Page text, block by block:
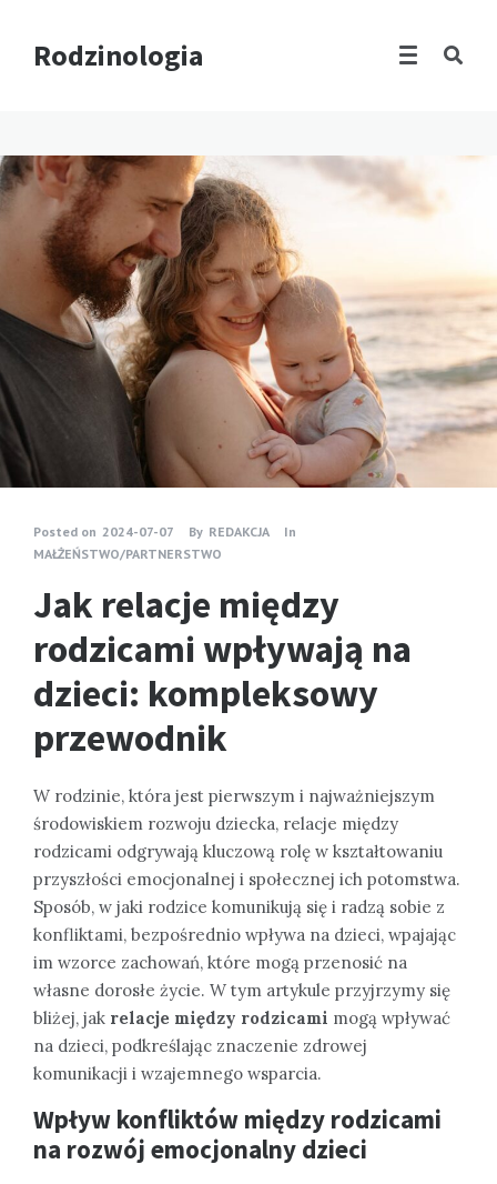
Rodzinologia
Posted on 2024-07-07 By REDAKCJA
In
MAŁŻEŃSTWO/PARTNERSTWO
Jak relacje między
rodzicami wpływają na
dzieci: kompleksowy
przewodnik
W rodzinie, która jest pierwszym i najważniejszym
środowiskiem rozwoju dziecka, relacje między
rodzicami odgrywają kluczową rolę w kształtowaniu
przyszłości emocjonalnej i społecznej ich potomstwa.
Sposób, w jaki rodzice komunikują się i radzą sobie z
konfliktami, bezpośrednio wpływa na dzieci, wpajając
im wzorce zachowań, które mogą przenosić na
własne dorosłe życie. W tym artykule przyjrzymy się
bliżej, jak relacje między rodzicami mogą wpływać
na dzieci, podkreślając znaczenie zdrowej
komunikacji i wzajemnego wsparcia.
Wpływ konfliktów między rodzicami
na rozwój emocjonalny dzieci